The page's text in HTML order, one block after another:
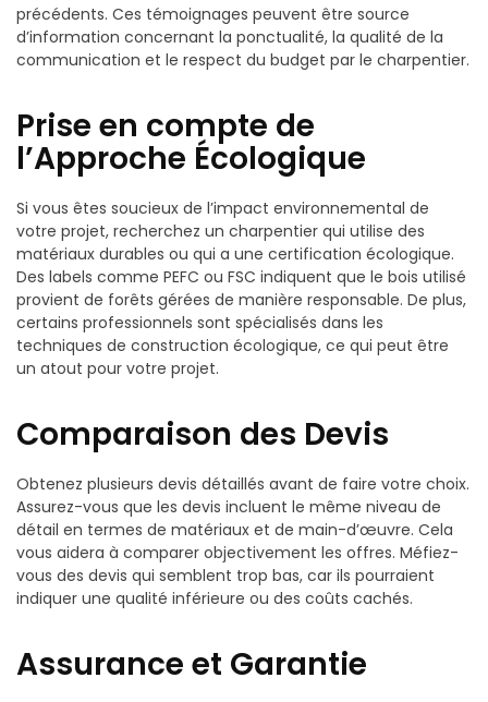
précédents. Ces témoignages peuvent être source
d’information concernant la ponctualité, la qualité de la
communication et le respect du budget par le charpentier.
Prise en compte de
l’Approche Écologique
Si vous êtes soucieux de l’impact environnemental de
votre projet, recherchez un charpentier qui utilise des
matériaux durables ou qui a une certification écologique.
Des labels comme PEFC ou FSC indiquent que le bois utilisé
provient de forêts gérées de manière responsable. De plus,
certains professionnels sont spécialisés dans les
techniques de construction écologique, ce qui peut être
un atout pour votre projet.
Comparaison des Devis
Obtenez plusieurs devis détaillés avant de faire votre choix.
Assurez-vous que les devis incluent le même niveau de
détail en termes de matériaux et de main-d’œuvre. Cela
vous aidera à comparer objectivement les offres. Méfiez-
vous des devis qui semblent trop bas, car ils pourraient
indiquer une qualité inférieure ou des coûts cachés.
Assurance et Garantie